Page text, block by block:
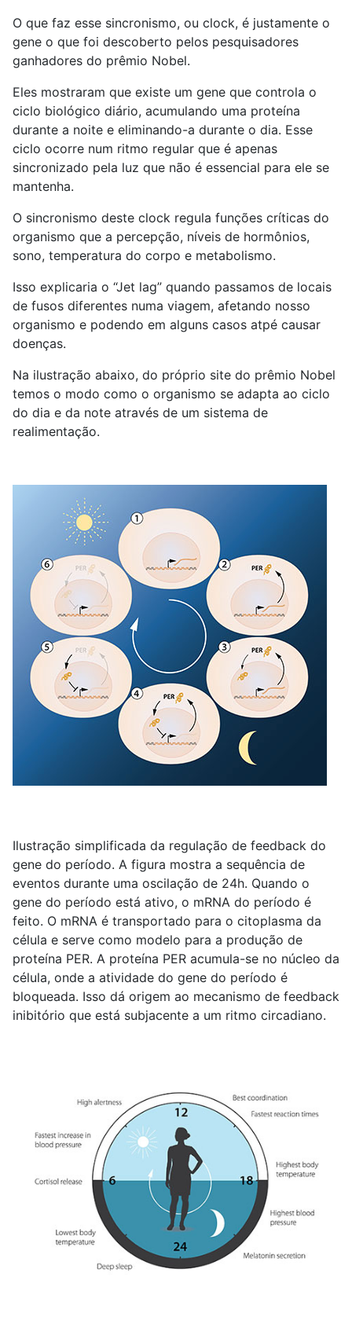
O que faz esse sincronismo, ou clock, é justamente o
gene o que foi descoberto pelos pesquisadores
ganhadores do prêmio Nobel.
Eles mostraram que existe um gene que controla o
ciclo biológico diário, acumulando uma proteína
durante a noite e eliminando-a durante o dia. Esse
ciclo ocorre num ritmo regular que é apenas
sincronizado pela luz que não é essencial para ele se
mantenha.
O sincronismo deste clock regula funções críticas do
organismo que a percepção, níveis de hormônios,
sono, temperatura do corpo e metabolismo.
Isso explicaria o “Jet lag” quando passamos de locais
de fusos diferentes numa viagem, afetando nosso
organismo e podendo em alguns casos atpé causar
doenças.
Na ilustração abaixo, do próprio site do prêmio Nobel
temos o modo como o organismo se adapta ao ciclo
do dia e da note através de um sistema de
realimentação.
Ilustração simplificada da regulação de feedback do
gene do período. A figura mostra a sequência de
eventos durante uma oscilação de 24h. Quando o
gene do período está ativo, o mRNA do período é
feito. O mRNA é transportado para o citoplasma da
célula e serve como modelo para a produção de
proteína PER. A proteína PER acumula-se no núcleo da
célula, onde a atividade do gene do período é
bloqueada. Isso dá origem ao mecanismo de feedback
inibitório que está subjacente a um ritmo circadiano.